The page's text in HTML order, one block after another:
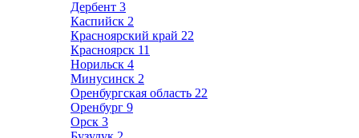
Дербент 3
Каспийск 2
Красноярский край 22
Красноярск 11
Норильск 4
Минусинск 2
Оренбургская область 22
Оренбург 9
Орск 3